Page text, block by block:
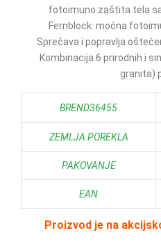
fotoimuno zaštita tela
Fernblock: moćna
Sprečava i popravlja
Kombinacija 6 prirodnih i
granita)
BREND36455
ZEMLJA POREKLA
PAKOVANJE
EAN
Proizvod je na